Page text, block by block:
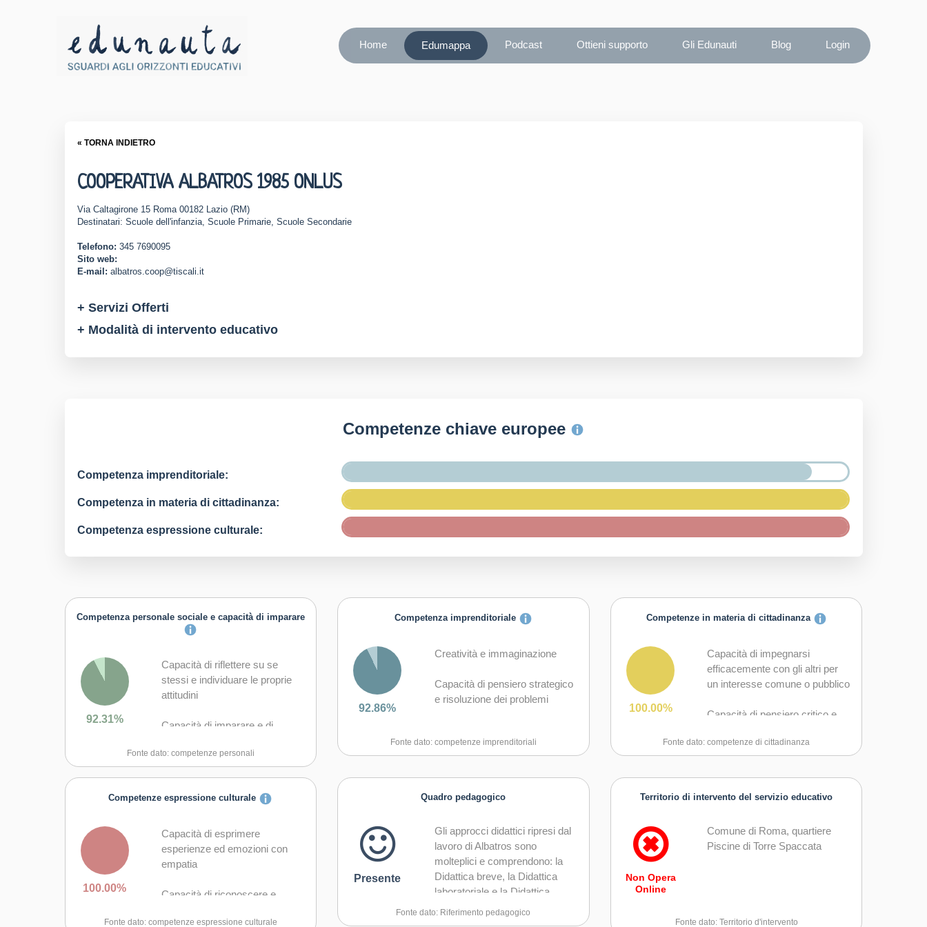
Home Edumappa Podcast Ottieni supporto Gli Edunauti Blog Login
« TORNA INDIETRO
COOPERATIVA ALBATROS 1985 ONLUS
Via Caltagirone 15 Roma 00182 Lazio (RM)
Destinatari: Scuole dell'infanzia, Scuole Primarie, Scuole Secondarie
Telefono: 345 7690095
Sito web:
E-mail: albatros.coop@tiscali.it
+ Servizi Offerti
+ Modalità di intervento educativo
Competenze chiave europee
Competenza imprenditoriale:
Competenza in materia di cittadinanza:
Competenza espressione culturale:
Competenza personale sociale e capacità di imparare
92.31%
Capacità di riflettere su se
stessi e individuare le proprie
attitudini
Capacità di imparare e di
collaborativa sia in maniera
autonoma
Capacità di lavorare con gli altri
Capacità di comunicare
costruttivamente in ambienti
provare empatia
Fonte dato: competenze personali
Competenza imprenditoriale
92.86%
Creatività e immaginazione
Capacità di pensiero strategico
e risoluzione dei problemi
in azioni
Capacità di riflessione critica e
Capacità di lavorare sia in
modalità collaborativa in gruppo
sia in maniera autonoma
Capacità di comunicare e
Fonte dato: competenze imprenditoriali
Competenze in materia di cittadinanza
100.00%
Capacità di impegnarsi
efficacemente con gli altri per
un interesse comune o pubblico
Capacità di pensiero critico e
dei problemi
Fonte dato: competenze di cittadinanza
Competenze espressione culturale
100.00%
Capacità di esprimere
esperienze ed emozioni con
empatia
Capacità di riconoscere e
Fonte dato: competenze espressione culturale
Quadro pedagogico
Presente
Gli approcci didattici ripresi dal
lavoro di Albatros sono
molteplici e comprendono: la
Didattica breve, la Didattica
laboratoriale e la Didattica
costruttivistica, insieme a tutte
Fonte dato: Riferimento pedagogico
Territorio di intervento del servizio educativo
Non Opera
Online
Comune di Roma, quartiere
Piscine di Torre Spaccata
Fonte dato: Territorio d'intervento